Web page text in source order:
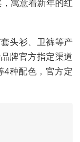
， 寓意着新年的红
头衫、 卫裤等产
牌官方指定渠道
4种配色 ， 官方定